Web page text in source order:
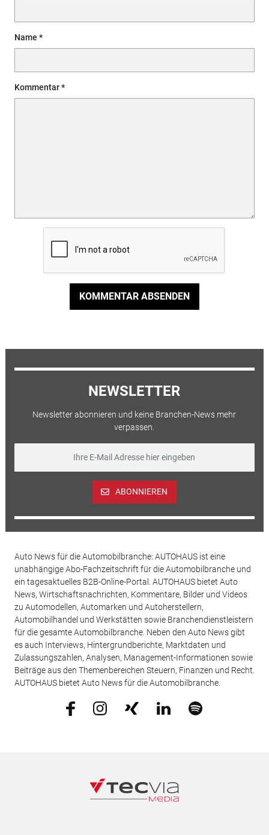
Name
Kommentar
KOMMENTAR ABSENDEN
NEWSLETTER
Newsletter abonnieren und keine Branchen-News mehr
verpassen.
ABONNIEREN
Auto News für die Automobilbranche: AUTOHAUS ist eine
unabhängige Abo-Fachzeitschrift für die Automobilbranche und
ein tagesaktuelles B2B-Online-Portal. AUTOHAUS bietet Auto
News, Wirtschaftsnachrichten, Kommentare, Bilder und Videos
zu Automodellen, Automarken und Autoherstellern,
Automobilhandel und Werkstätten sowie Branchendienstleistern
für die gesamte Automobilbranche. Neben den Auto News gibt
es auch Interviews, Hintergrundberichte, Marktdaten und
Zulassungszahlen, Analysen, Management-Informationen sowie
Beiträge aus den Themenbereichen Steuern, Finanzen und Recht.
AUTOHAUS bietet Auto News für die Automobilbranche.